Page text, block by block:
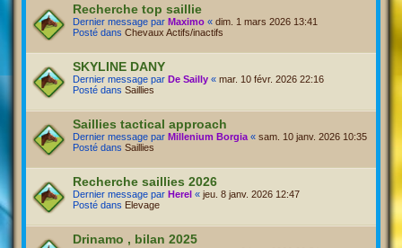
Recherche top saillie
Dernier message par Maximo « dim. 1 mars 2026 13:41
Posté dans Chevaux Actifs/inactifs
SKYLINE DANY
Dernier message par De Sailly « mar. 10 févr. 2026 22:16
Posté dans Saillies
Saillies tactical approach
Dernier message par Millenium Borgia « sam. 10 janv. 2026 10:35
Posté dans Saillies
Recherche saillies 2026
Dernier message par Herel « jeu. 8 janv. 2026 12:47
Posté dans Elevage
Drinamo , bilan 2025